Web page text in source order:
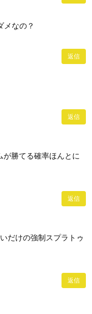
メなの？
返信
返信
が勝てる確率ほんとに
返信
だけの強制スプラトゥ
返信